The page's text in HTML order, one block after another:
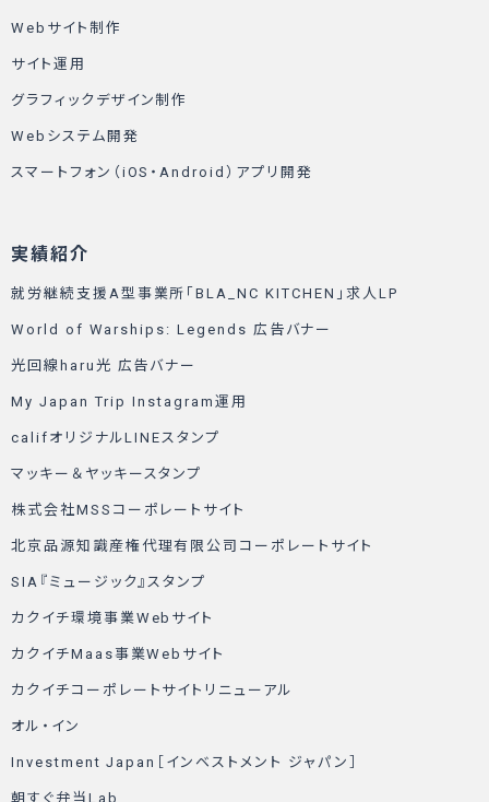
Webサイト制作
サイト運用
グラフィックデザイン制作
Webシステム開発
スマートフォン（iOS・Android）アプリ開発
実績紹介
就労継続支援A型事業所「BLA_NC KITCHEN」求人LP
World of Warships: Legends 広告バナー
光回線haru光 広告バナー
My Japan Trip Instagram運用
califオリジナルLINEスタンプ
マッキー＆ヤッキースタンプ
株式会社MSSコーポレートサイト
北京品源知識産権代理有限公司コーポレートサイト
SIA『ミュージック』スタンプ
カクイチ環境事業Webサイト
カクイチMaas事業Webサイト
カクイチコーポレートサイトリニューアル
オル・イン
Investment Japan［インベストメント ジャパン］
朝すぐ弁当Lab